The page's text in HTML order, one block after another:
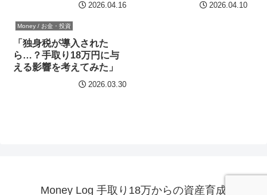
2026.04.16 2026.04.10
Money / お金・投資
「独身税が導入された
ら…？手取り18万円に与
える影響を考えてみた」
2026.03.30
Money Log 手取り18万からの資産育成